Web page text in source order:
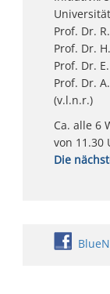
Prof. Dr.
Prof. Dr.
Prof. Dr.
Prof. Dr.
(v.l.n.r.)
Ca. alle 6
von 11.30
Die